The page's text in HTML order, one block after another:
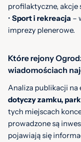
profilaktyczne, akcje
• Sport i rekreacja –
imprezy plenerowe.
Które rejony
wiadomościach
Analiza publikacji na
dotyczy zamku,
tych miejscach
prowadzone są
pojawiają się